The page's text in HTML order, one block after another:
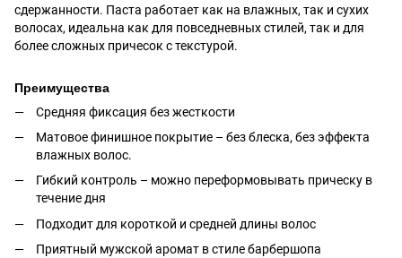
сдержанности. Паста работает как на влажных, так и сухих
волосах, идеальна как для повседневных стилей, так и для
более сложных причесок с текстурой.
Преимущества
Средняя фиксация без жесткости
Матовое финишное покрытие – без блеска, без эффекта
влажных волос.
Гибкий контроль – можно переформовывать прическу в
течение дня
Подходит для короткой и средней длины волос
Приятный мужской аромат в стиле барбершопа